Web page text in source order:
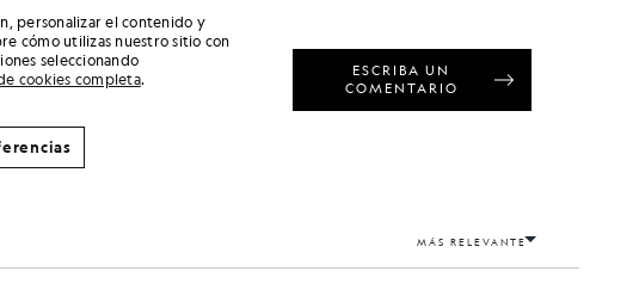
personalizar el contenido y
cómo utilizas nuestro sitio con
seleccionando
cookies completa.